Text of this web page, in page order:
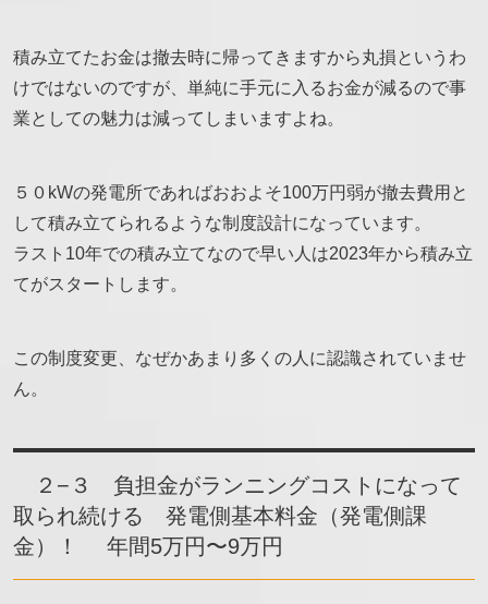
積み立てたお金は撤去時に帰ってきますから丸損というわ
けではないのですが、単純に手元に入るお金が減るので事
業としての魅力は減ってしまいますよね。
５０kWの発電所であればおおよそ100万円弱が撤去費用と
して積み立てられるような制度設計になっています。
ラスト10年での積み立てなので早い人は2023年から積み立
てがスタートします。
この制度変更、なぜかあまり多くの人に認識されていませ
ん。
２−３ 負担金がランニングコストになって
取られ続ける 発電側基本料金（発電側課
金）！ 年間5万円〜9万円